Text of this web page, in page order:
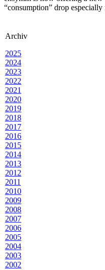
“consumption” drop especially
Archiv
2025
2024
2023
2022
2021
2020
2019
2018
2017
2016
2015
2014
2013
2012
2011
2010
2009
2008
2007
2006
2005
2004
2003
2002